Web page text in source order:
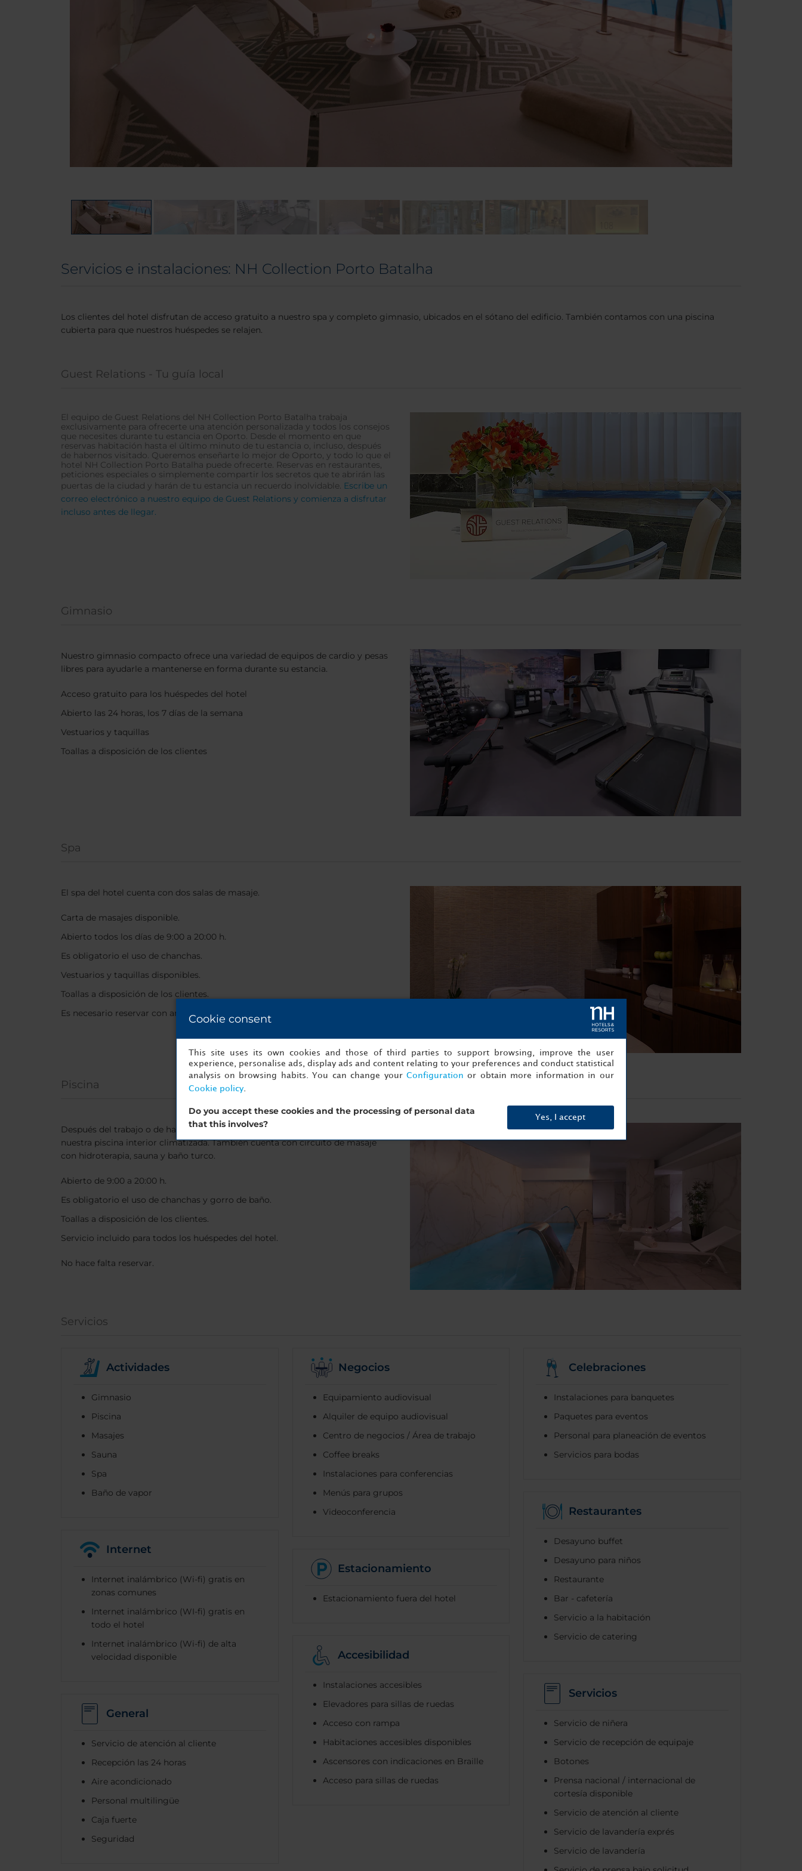
Servicios e instalaciones: NH Collection Porto Batalha
Los clientes del hotel disfrutan de acceso gratuito a nuestro spa y completo gimnasio, ubicados en el sótano del edificio. También contamos con una piscina
cubierta para que nuestros huéspedes se relajen.
Guest Relations - Tu guía local
El equipo de Guest Relations del NH Collection Porto Batalha trabaja
exclusivamente para ofrecerte una atención personalizada y todos los consejos
que necesites durante tu estancia en Oporto. Desde el momento en que
reservas habitación hasta el último minuto de tu estancia o, incluso, después
de habernos visitado. Queremos enseñarte lo mejor de Oporto, y todo lo que el
hotel NH Collection Porto Batalha puede ofrecerte. Reservas en restaurantes,
peticiones especiales o simplemente compartir los secretos que te abrirán las
puertas de la ciudad y harán de tu estancia un recuerdo inolvidable. Escribe un
correo electrónico a nuestro equipo de Guest Relations y comienza a disfrutar
incluso antes de llegar.
Gimnasio
Nuestro gimnasio compacto ofrece una variedad de equipos de cardio y pesas
libres para ayudarle a mantenerse en forma durante su estancia.
Acceso gratuito para los huéspedes del hotel
Abierto las 24 horas, los 7 días de la semana
Vestuarios y taquillas
Toallas a disposición de los clientes
Spa
El spa del hotel cuenta con dos salas de masaje.
Carta de masajes disponible.
Abierto todos los días de 9:00 a 20:00 h.
Es obligatorio el uso de chanchas.
Vestuarios y taquillas disponibles.
Toallas a disposición de los clientes.
Es necesario reservar con antelación en recepción.
Piscina
Después del trabajo o de hacer turismo por la ciudad, puedes relajarte en
nuestra piscina interior climatizada. También cuenta con circuito de masaje
con hidroterapia, sauna y baño turco.
Abierto de 9:00 a 20:00 h.
Es obligatorio el uso de chanchas y gorro de baño.
Toallas a disposición de los clientes.
Servicio incluido para todos los huéspedes del hotel.
No hace falta reservar.
Servicios
Actividades
Gimnasio
Piscina
Masajes
Sauna
Spa
Baño de vapor
Negocios
Equipamiento audiovisual
Alquiler de equipo audiovisual
Centro de negocios / Área de trabajo
Coffee breaks
Instalaciones para conferencias
Menús para grupos
Videoconferencia
Celebraciones
Instalaciones para banquetes
Paquetes para eventos
Personal para planeación de eventos
Servicios para bodas
Restaurantes
Desayuno buffet
Desayuno para niños
Restaurante
Bar - cafetería
Servicio a la habitación
Servicio de catering
Internet
Internet inalámbrico (Wi-fi) gratis en
zonas comunes
Internet inalámbrico (WI-fi) gratis en
todo el hotel
Internet inalámbrico (Wi-fi) de alta
velocidad disponible
Estacionamiento
Estacionamiento fuera del hotel
Accesibilidad
Instalaciones accesibles
Elevadores para sillas de ruedas
Acceso con rampa
Habitaciones accesibles disponibles
Ascensores con indicaciones en Braille
Acceso para sillas de ruedas
Servicios
Servicio de niñera
Servicio de recepción de equipaje
Botones
Prensa nacional / internacional de
cortesía disponible
Servicio de atención al cliente
Servicio de lavandería exprés
Servicio de lavandería
General
Servicio de atención al cliente
Recepción las 24 horas
Aire acondicionado
Personal multilingüe
Caja fuerte
Seguridad
Cookie consent
This site uses its own cookies and those of third parties to support browsing, improve the user
experience, personalise ads, display ads and content relating to your preferences and conduct statistical
analysis on browsing habits. You can change your Configuration or obtain more information in our
Cookie policy.
Do you accept these cookies and the processing of personal data
that this involves?
Yes, I accept